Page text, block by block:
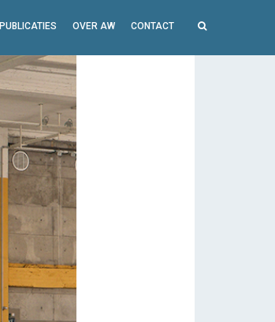
PUBLICATIES OVER AW CONTACT